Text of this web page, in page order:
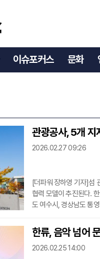
이슈포커스 문화
관광공사, 5개 지
2026.02.27 09:26
[더파워 장하영 기자]섬
협력 모델이 추진된다.
도 여수시, 경상남도 통
광공사는 이번 프로젝트
성화를 도모하기 위해
증사업 예산 지원, 통합
한류, 음악 넘어
2026.02.25 14:00